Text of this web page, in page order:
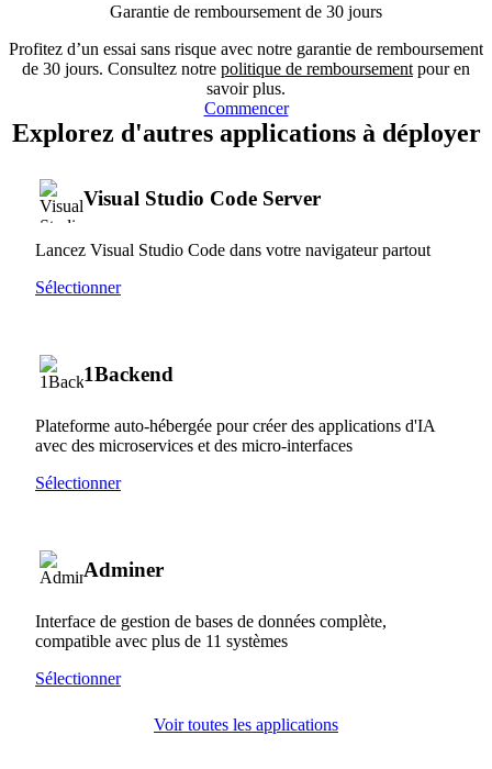
Garantie de remboursement de 30 jours
Profitez d’un essai sans risque avec notre garantie de remboursement
de 30 jours. Consultez notre politique de remboursement pour en
savoir plus.
Commencer
Explorez d'autres applications à déployer
Visual Studio Code Server
Lancez Visual Studio Code dans votre navigateur partout
Sélectionner
1Backend
Plateforme auto-hébergée pour créer des applications d'IA
avec des microservices et des micro-interfaces
Sélectionner
Adminer
Interface de gestion de bases de données complète,
compatible avec plus de 11 systèmes
Sélectionner
Voir toutes les applications